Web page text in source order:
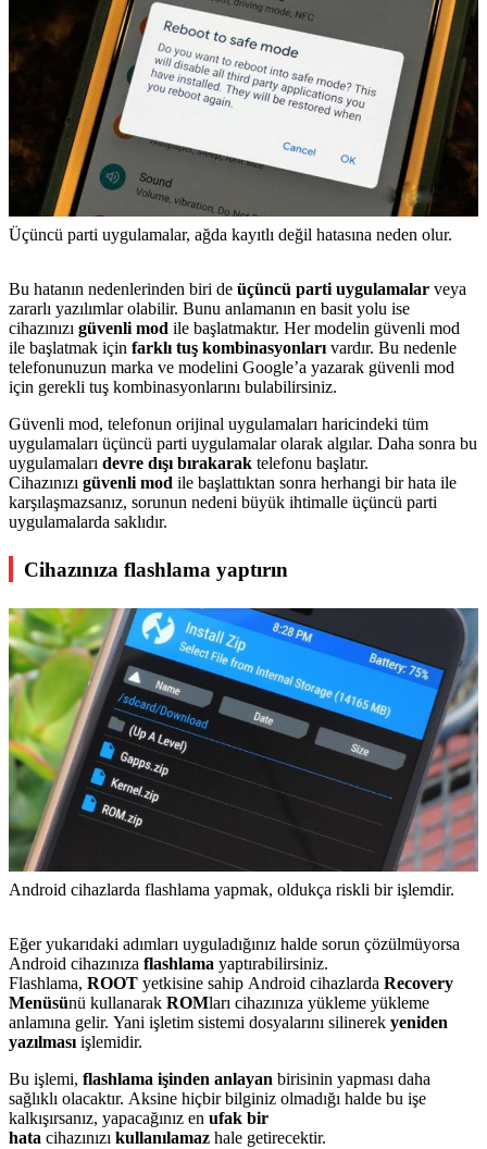
Üçüncü parti uygulamalar, ağda kayıtlı değil hatasına neden olur.
Bu hatanın nedenlerinden biri de üçüncü parti uygulamalar veya
zararlı yazılımlar olabilir. Bunu anlamanın en basit yolu ise
cihazınızı güvenli mod ile başlatmaktır. Her modelin güvenli mod
ile başlatmak için farklı tuş kombinasyonları vardır. Bu nedenle
telefonunuzun marka ve modelini Google’a yazarak güvenli mod
için gerekli tuş kombinasyonlarını bulabilirsiniz.
Güvenli mod, telefonun orijinal uygulamaları haricindeki tüm
uygulamaları üçüncü parti uygulamalar olarak algılar. Daha sonra bu
uygulamaları devre dışı bırakarak telefonu başlatır.
Cihazınızı güvenli mod ile başlattıktan sonra herhangi bir hata ile
karşılaşmazsanız, sorunun nedeni büyük ihtimalle üçüncü parti
uygulamalarda saklıdır.
Cihazınıza flashlama yaptırın
Android cihazlarda flashlama yapmak, oldukça riskli bir işlemdir.
Eğer yukarıdaki adımları uyguladığınız halde sorun çözülmüyorsa
Android cihazınıza flashlama yaptırabilirsiniz.
Flashlama, ROOT yetkisine sahip Android cihazlarda Recovery
Menüsünü kullanarak ROMları cihazınıza yükleme yükleme
anlamına gelir. Yani işletim sistemi dosyalarını silinerek yeniden
yazılması işlemidir.
Bu işlemi, flashlama işinden anlayan birisinin yapması daha
sağlıklı olacaktır. Aksine hiçbir bilginiz olmadığı halde bu işe
kalkışırsanız, yapacağınız en ufak bir
hata cihazınızı kullanılamaz hale getirecektir.